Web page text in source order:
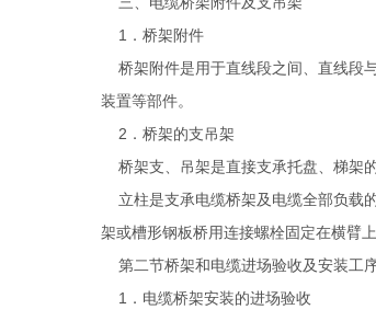
1．桥架附件
桥架附件是用于直线段之间、直线段
装置等部件。
2．桥架的支吊架
桥架支、吊架是直接支承托盘、梯架
立柱是支承电缆桥架及电缆全部负载
架或槽形钢板桥用连接螺栓固定在横臂
第二节桥架和电缆进场验收及安装工
1．电缆桥架安装的进场验收